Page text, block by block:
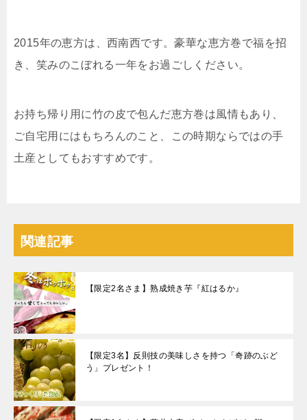
2015年の恵方は、西南西です。豪華な恵方巻で福を招
き、笑みのこぼれる一年をお過ごしください。
お持ち帰り用に竹の皮で包んだ恵方巻は風情もあり、
ご自宅用にはもちろんのこと、この時期ならではの手
土産としてもおすすめです。
関連記事
【限定2名さま】熟成焼き芋『紅はるか』
【限定3名】反則技の美味しさを持つ「奇跡のぶど
う」プレゼント！